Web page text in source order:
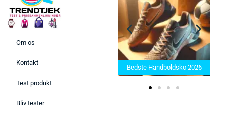
Om os
Kontakt
Test produkt
Bliv tester
Bedste Saunatæppe 2025 –
Find de bedste produkter her!
Bedste Håndboldsko 2026